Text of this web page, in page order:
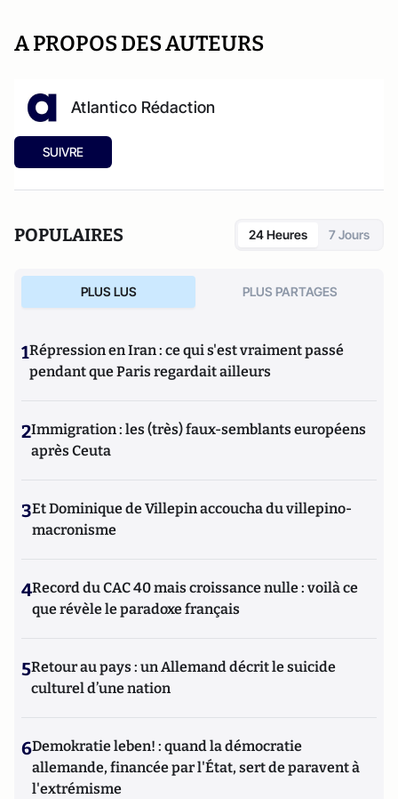
A PROPOS DES AUTEURS
Atlantico Rédaction
SUIVRE
POPULAIRES 24 Heures 7 Jours
PLUS LUS PLUS PARTAGES
1Répression en Iran : ce qui s'est vraiment passé
pendant que Paris regardait ailleurs
2Immigration : les (très) faux-semblants européens
après Ceuta
3Et Dominique de Villepin accoucha du villepino-
macronisme
4Record du CAC 40 mais croissance nulle : voilà ce
que révèle le paradoxe français
5Retour au pays : un Allemand décrit le suicide
culturel d’une nation
6Demokratie leben! : quand la démocratie
allemande, financée par l'État, sert de paravent à
l'extrémisme